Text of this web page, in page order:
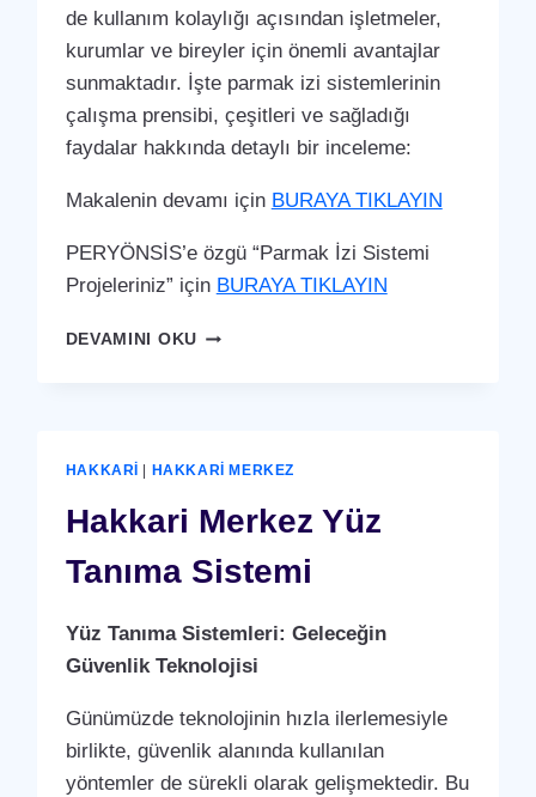
de kullanım kolaylığı açısından işletmeler,
kurumlar ve bireyler için önemli avantajlar
sunmaktadır. İşte parmak izi sistemlerinin
çalışma prensibi, çeşitleri ve sağladığı
faydalar hakkında detaylı bir inceleme:
Makalenin devamı için BURAYA TIKLAYIN
PERYÖNSİS’e özgü “Parmak İzi Sistemi
Projeleriniz” için BURAYA TIKLAYIN
DEVAMINI OKUHAKKARI
HAKKARI HAKKARI MERKEZ
Hakkari Merkez Yüz
Tanıma Sistemi
Yüz Tanıma Sistemleri: Geleceğin
Güvenlik Teknolojisi
Günümüzde teknolojinin hızla ilerlemesiyle
birlikte, güvenlik alanında kullanılan
yöntemler de sürekli olarak gelişmektedir. Bu